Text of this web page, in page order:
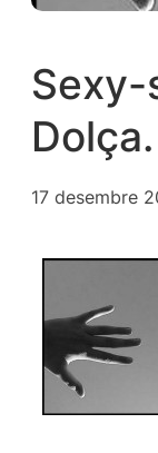
Dolça.
17 desembre